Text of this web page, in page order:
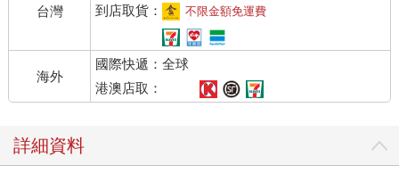
老友L男，外商公司的高級主管，名校畢業的管理碩士。幾年前當
他還是單身時就在城市二十樓的上空擁有一戶自己的「質男部
屋」。房子共20坪大的面積全部打通，一個房間與一間浴室，一
個男人與一隻大狗。廚房對他而言只是牆面的一個符號，在半夜
突然飢餓需要煮碗泡麵時，那符號才會發生生物學的意義。其實
這位雅痞不是不愛美食，而是享用料理美饌時的L男總是在那個叫
與那個男人的身體接觸僅於味蕾食道與內臟了，也難怪他會與廚
房演化出那種疏離的物與物之關係。而那個房子的大小也量身訂
台灣
到店取貨：
不限金額免運費
海外
國際快遞：全球
港澳店取：
詳細資料